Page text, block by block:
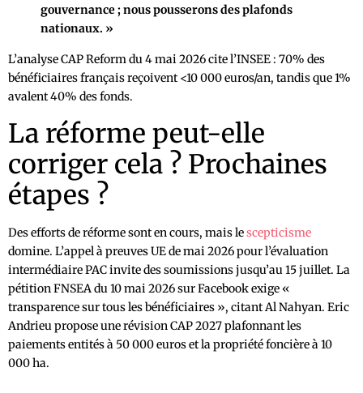
gouvernance ; nous pousserons des plafonds
nationaux. »
L’analyse CAP Reform du 4 mai 2026 cite l’INSEE : 70% des
bénéficiaires français reçoivent <10 000 euros/an, tandis que 1%
avalent 40% des fonds.
La réforme peut-elle
corriger cela ? Prochaines
étapes ?
Des efforts de réforme sont en cours, mais lescepticisme
domine. L’appel à preuves UE de mai 2026 pour l’évaluation
intermédiaire PAC invite des soumissions jusqu’au 15 juillet. La
pétition FNSEA du 10 mai 2026 sur Facebook exige «
transparence sur tous les bénéficiaires », citant Al Nahyan. Eric
Andrieu propose une révision CAP 2027 plafonnant les
paiements entités à 50 000 euros et la propriété foncière à 10
000 ha.